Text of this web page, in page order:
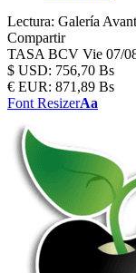
Lectura: Galería
Compartir
TASA BCV Vie 07/
$ USD: 756,70 Bs
€ EUR: 871,89 Bs
Font ResizerAa